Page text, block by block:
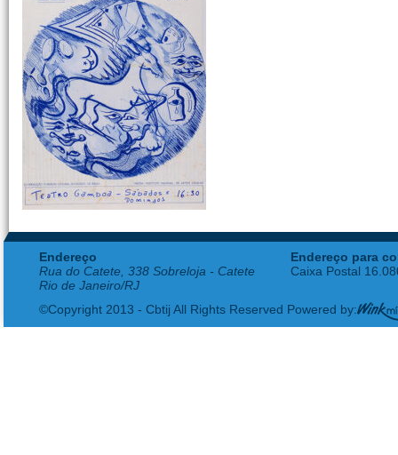
Endereço
Rua do Catete, 338 Sobreloja - Catete
Rio de Janeiro/RJ
Endereço para
Caixa Postal
©Copyright 2013 - Cbtij All Rights Reserved Powered by: